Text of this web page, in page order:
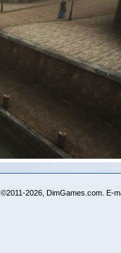
©2011-2026, DimGames.com. E-